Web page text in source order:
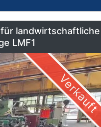
landwirtschaftliche
LMF1
Verkauft